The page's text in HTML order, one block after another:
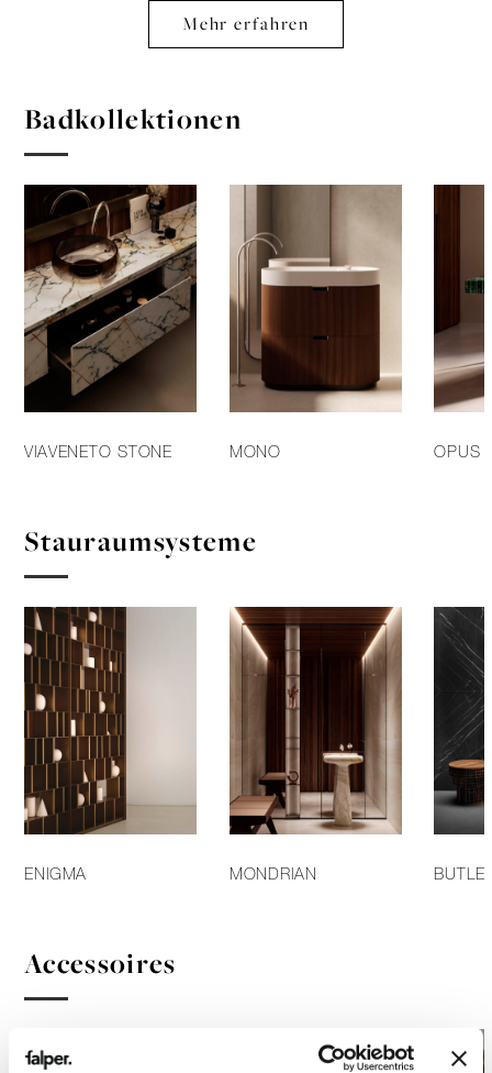
Mehr erfahren
Badkollektionen
VIAVENETO STONE MONO OPUS
Stauraumsysteme
ENIGMA MONDRIAN
Accessoires